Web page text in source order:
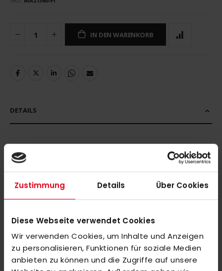
Zustimmung Details Über Cookies
Diese Webseite verwendet Cookies
Wir verwenden Cookies, um Inhalte und Anzeigen
zu personalisieren, Funktionen für soziale Medien
anbieten zu können und die Zugriffe auf unsere
IN DEN WARENKORB
DETAILS
Markieren Sie die Artikel, um Sie dem Warenkorb hinzuzufügen
Alle auswählen
Grays GR10000 DB MIC MT/GD 36.5
Sonderangebot